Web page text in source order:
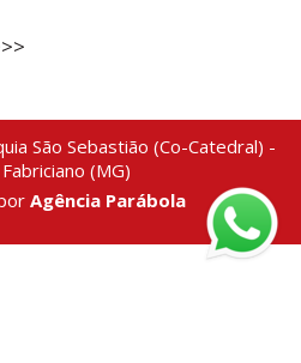
São Sebastião (Co-Catedral) -
(MG)
Agência Parábola